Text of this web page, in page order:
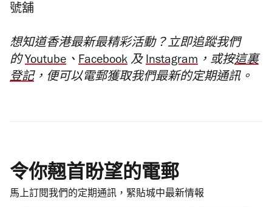
號舖
想知道香港最新最精彩活動？立即追蹤我們
的 Youtube 、 Facebook 及 Instagram ，或按這裏
登記，便可以電郵獲取我們最新的定期通訊。
令你翹首盼望的電郵
馬上訂閱我們的定期通訊，緊貼城中最新情報